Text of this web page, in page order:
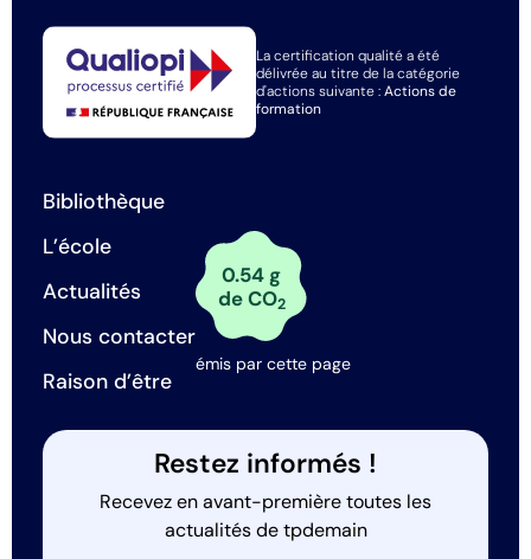
La certification qualité a été
délivrée au titre de la catégorie
d'actions suivante :Actions de
formation
Bibliothèque
L’école
Actualités
Nous contacter
Raison d’être
0.54 g
de CO2
émis par cette page
Restez informés !
Recevez en avant-première toutes les
actualités de tpdemain